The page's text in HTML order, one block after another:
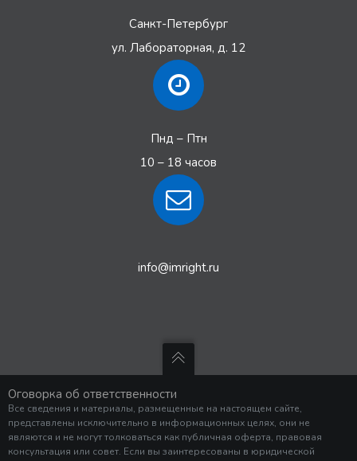
Санкт-Петербург
ул. Лабораторная, д. 12
Пнд – Птн
10 – 18 часов
info@imright.ru
Оговорка об ответственности
Все сведения и материалы, размещенные на настоящем сайте,
представлены исключительно в информационных целях, они не
являются и не могут толковаться как публичная оферта, правовая
консультация или совет. Если вы заинтересованы в юридической